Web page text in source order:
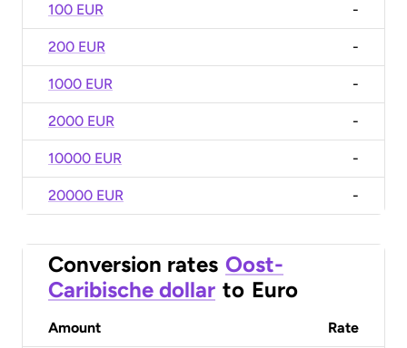
100 EUR -
200 EUR -
1000 EUR -
2000 EUR -
10000 EUR -
20000 EUR -
Conversion rates Oost-
Caribische dollar to Euro
Amount Rate